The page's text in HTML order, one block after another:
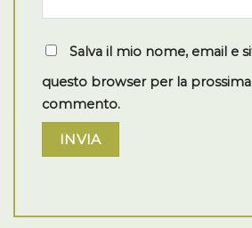
Salva il mio nome, email e
questo browser per la
commento.